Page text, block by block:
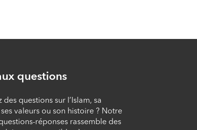
questions
des questions sur l’Islam, sa
valeurs ou son histoire ? Notre
réponses rassemble des